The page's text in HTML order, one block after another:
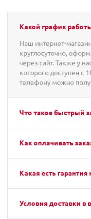
Какой график
Наш интернет-
круглосуточно,
через сайт. Также у
которого доступен с
телефону можно
Что такое быстрый
Как оплачивать
Какая есть гарантия
Условия доставки в